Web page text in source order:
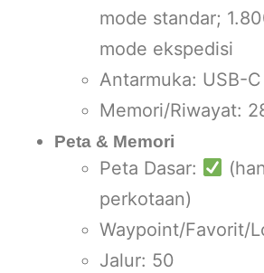
mode standar;
mode ekspedisi
Antarmuka: USB-C
Memori/Riwayat:
Peta & Memori
Peta Dasar:
perkotaan)
Waypoint/Favorit/
Jalur: 50